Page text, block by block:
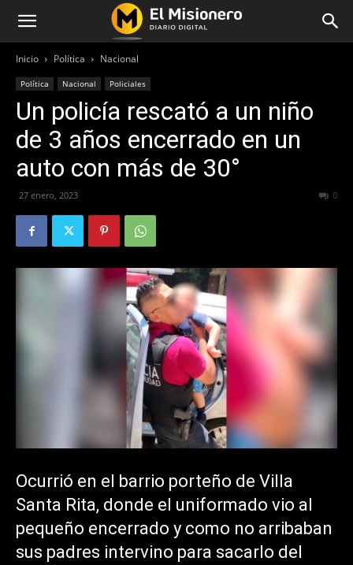
Inicio Política Nacional
Política Nacional Policiales
Un policía rescató a un niño
de 3 años encerrado en un
auto con más de 30°
27 enero, 2023 0
Ocurrió en el barrio porteño de Villa
Santa Rita, donde el uniformado vio al
pequeño encerrado y como no arribaban
sus padres intervino para sacarlo del